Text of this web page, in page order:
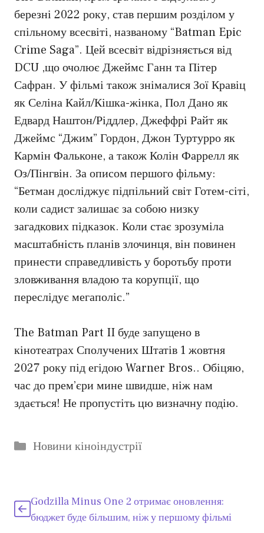
березні 2022 року, став першим розділом у
спільному всесвіті, названому “Batman Epic
Crime Saga”. Цей всесвіт відрізняється від
DCU ,що очолює Джеймс Ганн та Пітер
Сафран. У фільмі також знімалися Зої Кравіц
як Селіна Кайл/Кішка-жінка, Пол Дано як
Едвард Наштон/Ріддлер, Джеффрі Райт як
Джеймс “Джим” Гордон, Джон Туртурро як
Кармін Фальконе, а також Колін Фаррелл як
Оз/Пінгвін. За описом першого фільму:
“Бетман досліджує підпільний світ Готем-сіті,
коли садист залишає за собою низку
загадкових підказок. Коли стає зрозуміла
масштабність планів злочинця, він повинен
принести справедливість у боротьбу проти
зловживання владою та корупції, що
переслідує мегаполіс.”
The Batman Part II буде запущено в
кінотеатрах Сполучених Штатів 1 жовтня
2027 року під егідою Warner Bros.. Обіцяю,
час до прем’єри мине швидше, ніж нам
здається! Не пропустіть цю визначну подію.
Категорії
Новини кіноіндустрії
Godzilla Minus One 2 отримає оновлення:
бюджет буде більшим, ніж у першому фільмі